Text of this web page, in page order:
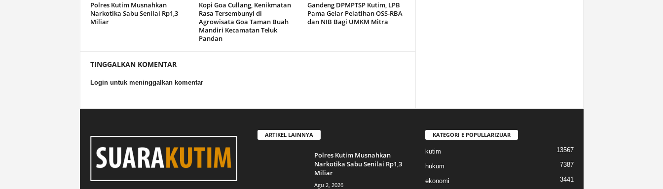
Polres Kutim Musnahkan
Narkotika Sabu Senilai Rp1,3
Miliar
Kopi Goa Cullang, Kenikmatan
Rasa Tersembunyi di
Agrowisata Goa Taman Buah
Mandiri Kecamatan Teluk
Pandan
Gandeng DPMPTSP Kutim, LPB
Pama Gelar Pelatihan OSS-RBA
dan NIB Bagi UMKM Mitra
TINGGALKAN KOMENTAR
Login untuk meninggalkan komentar
ARTIKEL LAINNYA
Polres Kutim Musnahkan
Narkotika Sabu Senilai Rp1,3
Miliar
Agu 2, 2026
KATEGORI E POPULLARIZUAR
kutim 13567
hukum 7387
ekonomi 3441